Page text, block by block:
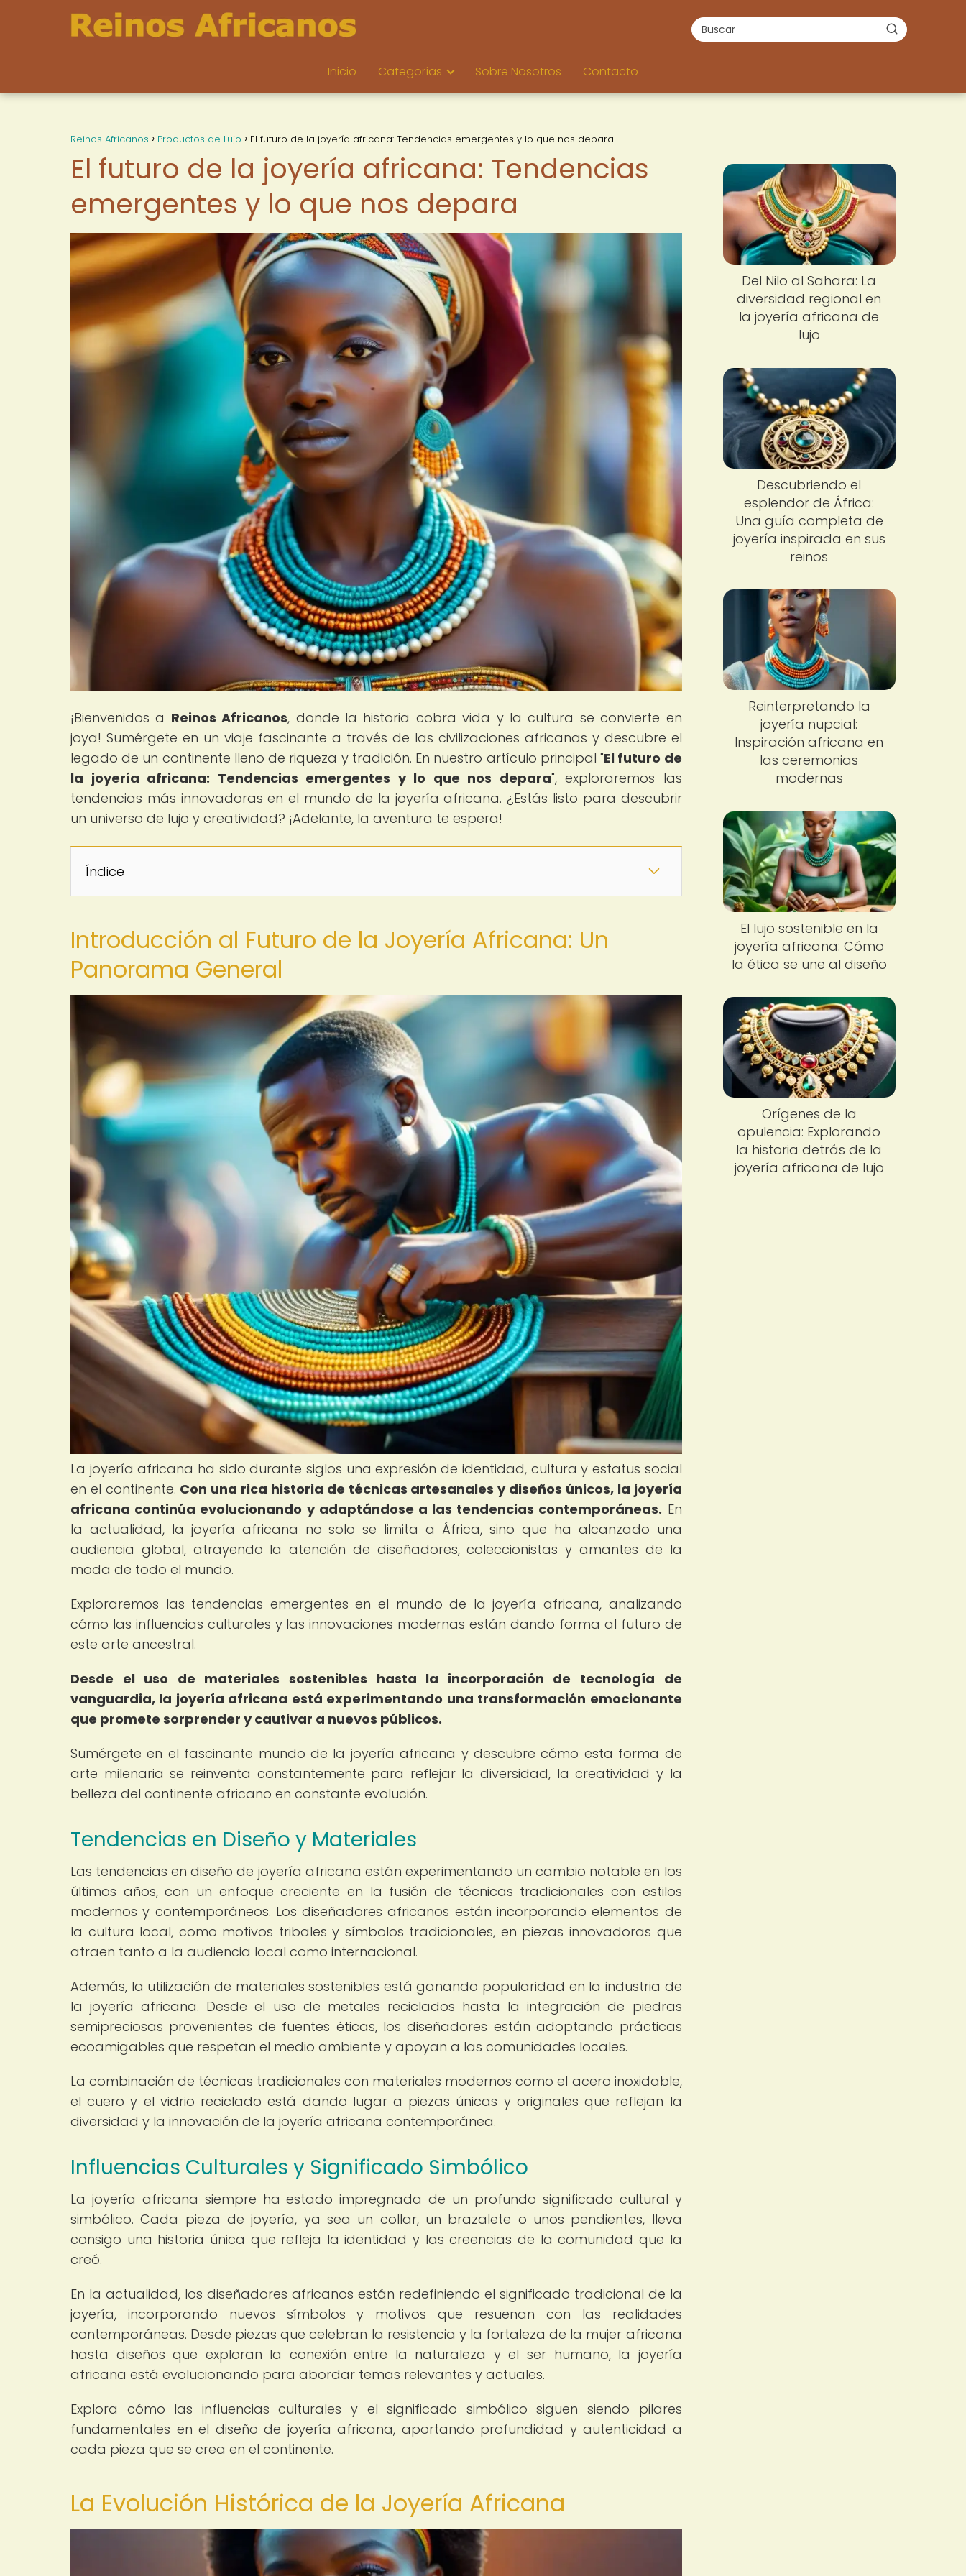
Inicio Categorías Sobre Nosotros Contacto
Reinos Africanos Productos de Lujo El futuro de la joyería africana: Tendencias emergentes y lo que nos depara
El futuro de la joyería africana: Tendencias
emergentes y lo que nos depara
¡Bienvenidos a Reinos Africanos, donde la historia cobra vida y la cultura se convierte en
joya! Sumérgete en un viaje fascinante a través de las civilizaciones africanas y descubre el
legado de un continente lleno de riqueza y tradición. En nuestro artículo principal "El futuro de
la joyería africana: Tendencias emergentes y lo que nos depara", exploraremos las
tendencias más innovadoras en el mundo de la joyería africana. ¿Estás listo para descubrir
un universo de lujo y creatividad? ¡Adelante, la aventura te espera!
Índice
Introducción al Futuro de la Joyería Africana: Un
Panorama General
La joyería africana ha sido durante siglos una expresión de identidad, cultura y estatus social
en el continente. Con una rica historia de técnicas artesanales y diseños únicos, la joyería
africana continúa evolucionando y adaptándose a las tendencias contemporáneas. En
la actualidad, la joyería africana no solo se limita a África, sino que ha alcanzado una
audiencia global, atrayendo la atención de diseñadores, coleccionistas y amantes de la
moda de todo el mundo.
Exploraremos las tendencias emergentes en el mundo de la joyería africana, analizando
cómo las influencias culturales y las innovaciones modernas están dando forma al futuro de
este arte ancestral.
Desde el uso de materiales sostenibles hasta la incorporación de tecnología de
vanguardia, la joyería africana está experimentando una transformación emocionante
que promete sorprender y cautivar a nuevos públicos.
Sumérgete en el fascinante mundo de la joyería africana y descubre cómo esta forma de
arte milenaria se reinventa constantemente para reflejar la diversidad, la creatividad y la
belleza del continente africano en constante evolución.
Tendencias en Diseño y Materiales
Las tendencias en diseño de joyería africana están experimentando un cambio notable en los
últimos años, con un enfoque creciente en la fusión de técnicas tradicionales con estilos
modernos y contemporáneos. Los diseñadores africanos están incorporando elementos de
la cultura local, como motivos tribales y símbolos tradicionales, en piezas innovadoras que
atraen tanto a la audiencia local como internacional.
Además, la utilización de materiales sostenibles está ganando popularidad en la industria de
la joyería africana. Desde el uso de metales reciclados hasta la integración de piedras
semipreciosas provenientes de fuentes éticas, los diseñadores están adoptando prácticas
ecoamigables que respetan el medio ambiente y apoyan a las comunidades locales.
La combinación de técnicas tradicionales con materiales modernos como el acero inoxidable,
el cuero y el vidrio reciclado está dando lugar a piezas únicas y originales que reflejan la
diversidad y la innovación de la joyería africana contemporánea.
Influencias Culturales y Significado Simbólico
La joyería africana siempre ha estado impregnada de un profundo significado cultural y
simbólico. Cada pieza de joyería, ya sea un collar, un brazalete o unos pendientes, lleva
consigo una historia única que refleja la identidad y las creencias de la comunidad que la
creó.
En la actualidad, los diseñadores africanos están redefiniendo el significado tradicional de la
joyería, incorporando nuevos símbolos y motivos que resuenan con las realidades
contemporáneas. Desde piezas que celebran la resistencia y la fortaleza de la mujer africana
hasta diseños que exploran la conexión entre la naturaleza y el ser humano, la joyería
africana está evolucionando para abordar temas relevantes y actuales.
Explora cómo las influencias culturales y el significado simbólico siguen siendo pilares
fundamentales en el diseño de joyería africana, aportando profundidad y autenticidad a
cada pieza que se crea en el continente.
La Evolución Histórica de la Joyería Africana
Del Nilo al Sahara: La
diversidad regional en
la joyería africana de
lujo
Descubriendo el
esplendor de África:
Una guía completa de
joyería inspirada en sus
reinos
Reinterpretando la
joyería nupcial:
Inspiración africana en
las ceremonias
modernas
El lujo sostenible en la
joyería africana: Cómo
la ética se une al diseño
Orígenes de la
opulencia: Explorando
la historia detrás de la
joyería africana de lujo